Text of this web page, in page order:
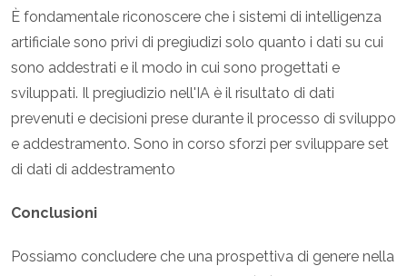
È fondamentale riconoscere che i sistemi di intelligenza
artificiale sono privi di pregiudizi solo quanto i dati su cui
sono addestrati e il modo in cui sono progettati e
sviluppati. Il pregiudizio nell'IA è il risultato di dati
prevenuti e decisioni prese durante il processo di sviluppo
e addestramento. Sono in corso sforzi per sviluppare set
di dati di addestramento
Conclusioni
Possiamo concludere che una prospettiva di genere nella